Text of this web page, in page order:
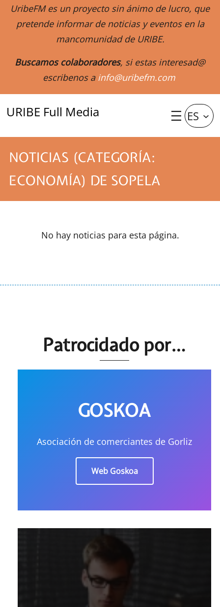
UribeFM es un proyecto sin ánimo de lucro, que
pretende informar de noticias y eventos en la
mancomunidad de URIBE.
Buscamos colaboradores, si estas interesad@
escribenos a info@uribefm.com
URIBE Full Media ES
NOTICIAS (CATEGORÍA:
ECONOMÍA) DE SOPELA
No hay noticias para esta página.
Patrocidado por…
GOSKOA
Asociación de comerciantes de Gorliz
Web Goskoa